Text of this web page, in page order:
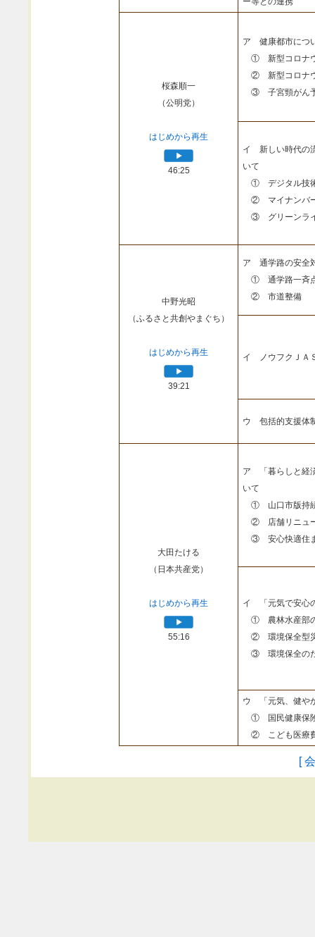
桜森順一
（公明党）
はじめから再生
46:25
ア 健康都市につ
① 新型コロナウ
② 新型コロナウ
③ 子宮頸がん予
イ 新しい時代の
いて
① デジタル技
② マイナンバ
③ グリーンライ
中野光昭
（ふるさと共創やまぐち）
はじめから再生
39:21
ア 通学路の安全
① 通学路一斉
② 市道整備
イ ノウフクＪＡ
ウ 包括的支援体
大田たける
（日本共産党）
はじめから再生
55:16
ア 「暮らしと経
いて
① 山口市版持続
② 店舗リニュー
③ 安心快適住ま
イ 「元気で安心
① 農林水産部
② 環境保全型
③ 環境保全のた
ウ 「元気、健や
① 国民健康保険
② こども医療費
[